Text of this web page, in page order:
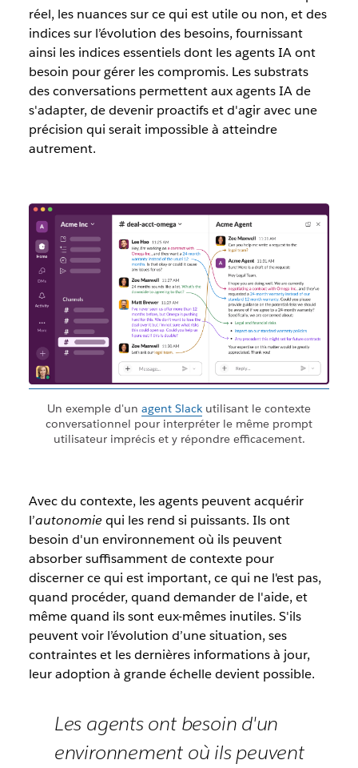
réel, les nuances sur ce qui est utile ou non, et des
indices sur l’évolution des besoins, fournissant
ainsi les indices essentiels dont les agents IA ont
besoin pour gérer les compromis. Les substrats
des conversations permettent aux agents IA de
s'adapter, de devenir proactifs et d'agir avec une
précision qui serait impossible à atteindre
autrement.
Un exemple d'un agent Slack utilisant le contexte
conversationnel pour interpréter le même prompt
utilisateur imprécis et y répondre efficacement.
Avec du contexte, les agents peuvent acquérir
l’autonomie qui les rend si puissants. Ils ont
besoin d'un environnement où ils peuvent
absorber suffisamment de contexte pour
discerner ce qui est important, ce qui ne l'est pas,
quand procéder, quand demander de l'aide, et
même quand ils sont eux-mêmes inutiles. S'ils
peuvent voir l’évolution d’une situation, ses
contraintes et les dernières informations à jour,
leur adoption à grande échelle devient possible.
Les agents ont besoin d'un
environnement où ils peuvent